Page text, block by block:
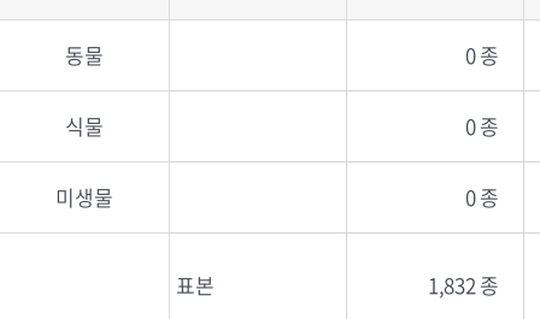
동물 0 종
식물 0 종
미생물 0 종
표본 1,832 종